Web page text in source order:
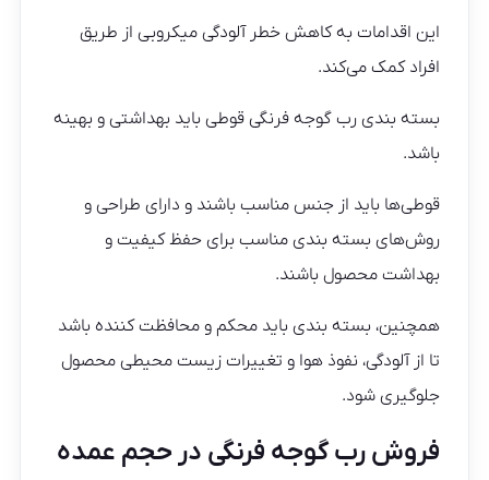
این اقدامات به کاهش خطر آلودگی میکروبی از طریق
افراد کمک می‌کند.
بسته بندی رب گوجه فرنگی قوطی باید بهداشتی و بهینه
باشد.
قوطی‌ها باید از جنس مناسب باشند و دارای طراحی و
روش‌های بسته بندی مناسب برای حفظ کیفیت و
بهداشت محصول باشند.
همچنین، بسته بندی باید محکم و محافظت کننده باشد
تا از آلودگی، نفوذ هوا و تغییرات زیست محیطی محصول
جلوگیری شود.
فروش رب گوجه فرنگی در حجم عمده